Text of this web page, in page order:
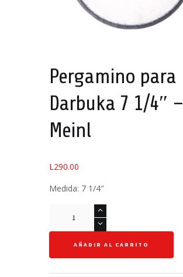
Pergamino para
Darbuka 7 1/4″ –
Meinl
L290.00
Medida: 7 1/4″
AÑADIR AL CARRITO